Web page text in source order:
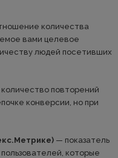
количества
вами целевое
людей посетивших
повторений
конверсии, но при
— показатель
которые